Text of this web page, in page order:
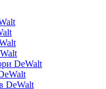
DeWalt
DeWalt